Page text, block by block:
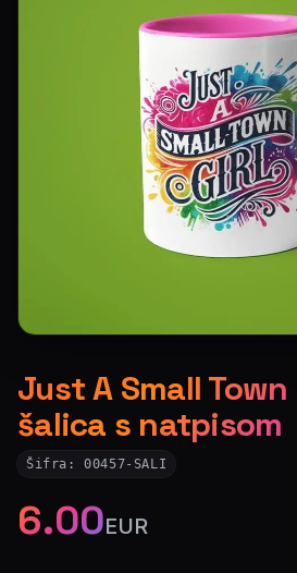
Just A Small Town
šalica s natpisom
Šifra:00457-SALI
6.00EUR